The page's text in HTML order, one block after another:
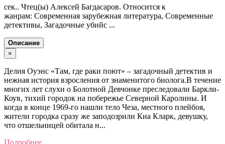
сек.. Чтец(ы) Алексей Багдасаров. Относится к
жанрам: Современная зарубежная литература, Современные
детективы, Загадочные убийс ...
Описание
×
Делия Оуэнс «Там, где раки поют» – загадочный детектив и
нежная история взросления от знаменитого биолога.В течение
многих лет слухи о Болотной Девчонке преследовали Баркли-
Коув, тихий городок на побережье Северной Каролины. И
когда в конце 1969-го нашли тело Чеза, местного плейбоя,
жители городка сразу же заподозрили Киа Кларк, девушку,
что отшельницей обитала н...